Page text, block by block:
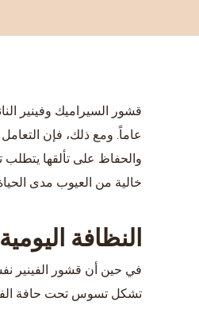
عاماً. ومع ذلك، فإن
والحفاظ على تألقها يتطلب
خالية من العيوب مدى
النظافة
في حين أن قشور الفينير
تشكل تسوس تحت حافة